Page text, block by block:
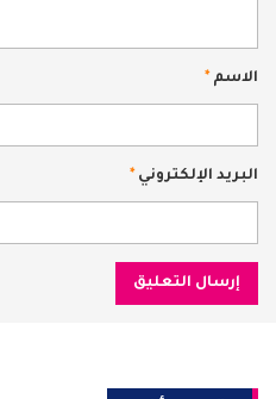
الاسم *
البريد الإلكتروني *